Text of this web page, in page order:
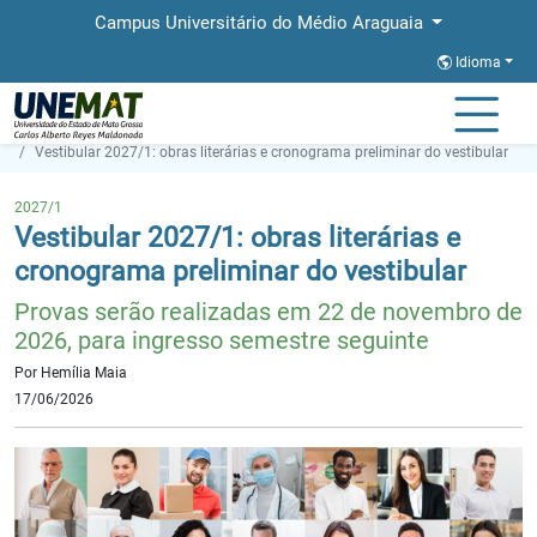
Campus Universitário do Médio Araguaia
Idioma
Página Inicial
Vestibular 2027/1: obras literárias e cronograma preliminar do vestibular
2027/1
Vestibular 2027/1: obras literárias e
cronograma preliminar do vestibular
Provas serão realizadas em 22 de novembro de
2026, para ingresso semestre seguinte
Por Hemília Maia
17/06/2026